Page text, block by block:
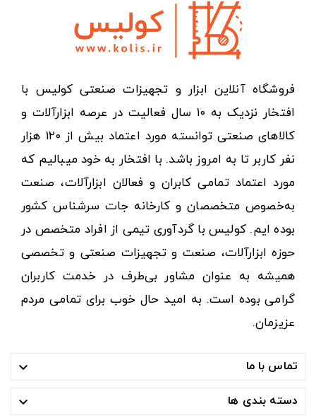
فروشگاه آنلاین ابزار و تجهیزات صنعتی کولیس با
افتخار نزدیک به ۱۰ سال فعالیت در عرصه ابزارآلات و
کالاهای صنعتی توانسته مورد اعتماد بیش از ۱۲۰ هزار
نفر کاربر تا به امروز باشد. با افتخار به خود میبالیم که
مورد اعتماد تمامی کابران و فعالان ابزارآلات، صنعت
به‌خصوص متخصصان و کارخانه جات سرشناس کشور
بوده ایم. کولیس با گردآوری تیمی از افراد متخصص در
حوزه ابزارآلات، صنعت و تجهیزات صنعتی و تخصصی
همیشه به عنوان مشاور بی‌طرف در خدمت کاربران
گرامی بوده است. به امید حال خوب برای تمامی مردم
عزیزمان.
تماس با ما 
دسته بندی ها 